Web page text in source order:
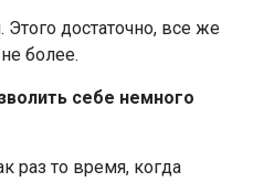
достаточно, все же
более.
себе немного
раз то время, когда